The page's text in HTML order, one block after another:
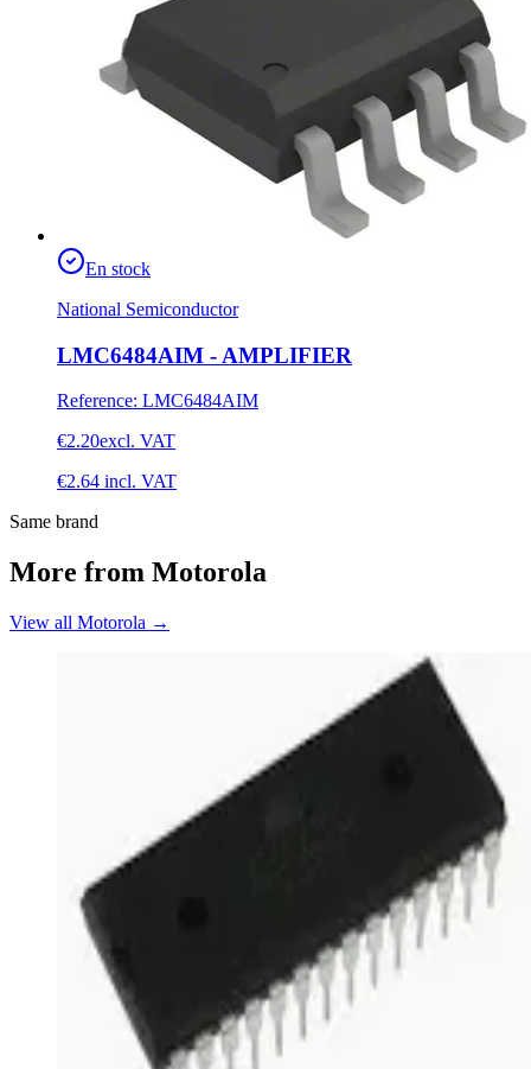
En stock
National Semiconductor
LMC6484AIM - AMPLIFIER
Reference: LMC6484AIM
€2.20excl. VAT
€2.64 incl. VAT
Same brand
More from Motorola
View all Motorola →